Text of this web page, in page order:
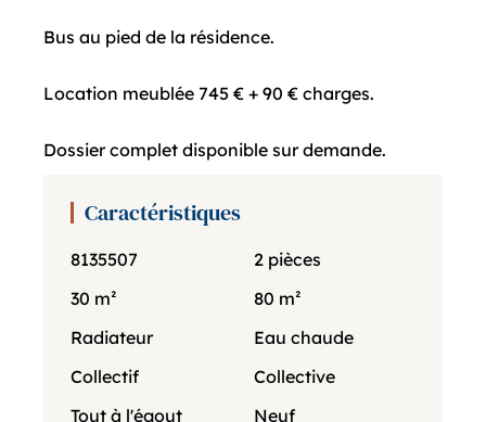
Bus au pied de la résidence.
Location meublée 745 € + 90 € charges.
Dossier complet disponible sur demande.
Caractéristiques
8135507
2 pièces
30 m²
80 m²
Radiateur
Eau chaude
Collectif
Collective
Tout à l'égout
Neuf